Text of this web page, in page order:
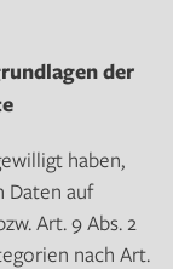
der
haben,
Daten auf
Art. 9 Abs. 2
nach Art.